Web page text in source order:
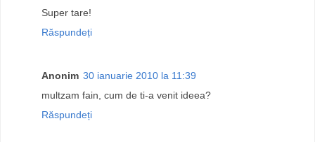
Super tare!
Răspundeți
Anonim 30 ianuarie 2010 la 11:39
multzam fain, cum de ti-a venit ideea?
Răspundeți